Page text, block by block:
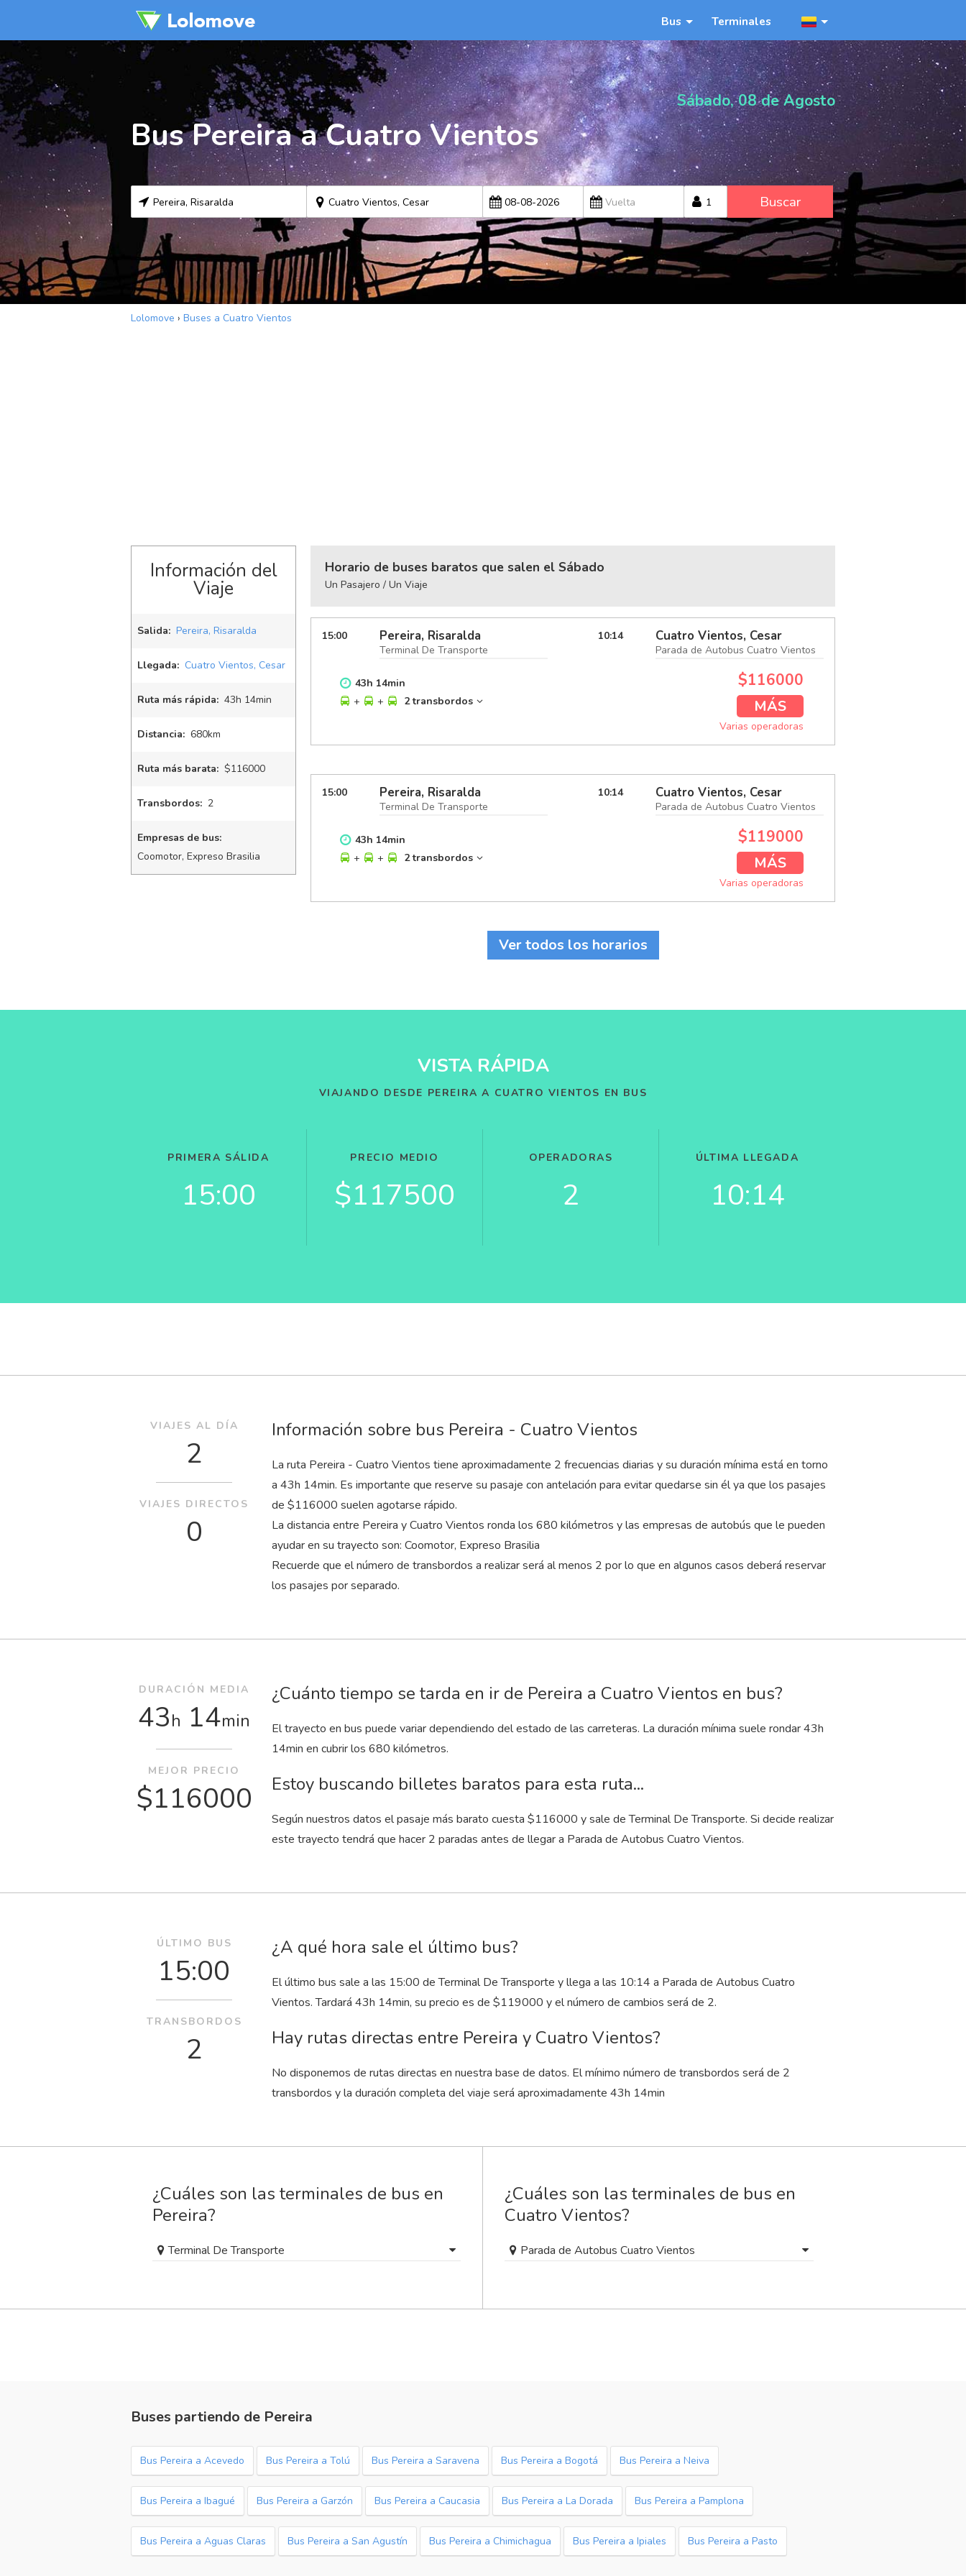
Bus Terminales
Sábado, 08 de Agosto
Bus Pereira a Cuatro Vientos
Buscar
Lolomove › Buses a Cuatro Vientos
Información del
Viaje
Salida: Pereira, Risaralda
Llegada: Cuatro Vientos, Cesar
Ruta más rápida: 43h 14min
Distancia: 680km
Ruta más barata: $116000
Transbordos: 2
Empresas de bus:
Coomotor, Expreso Brasilia
Horario de buses baratos que salen el Sábado
Un Pasajero / Un Viaje
15:00 Pereira, Risaralda
Terminal De Transporte
10:14 Cuatro Vientos, Cesar
Parada de Autobus Cuatro Vientos
43h 14min
+
+ 2 transbordos
$116000
MÁS
Varias operadoras
15:00 Pereira, Risaralda
Terminal De Transporte
10:14 Cuatro Vientos, Cesar
Parada de Autobus Cuatro Vientos
43h 14min
+
+ 2 transbordos
$119000
MÁS
Varias operadoras
Ver todos los horarios
VISTA RÁPIDA
VIAJANDO DESDE PEREIRA A CUATRO VIENTOS EN BUS
PRIMERA SÁLIDA
15:00
PRECIO MEDIO
$117500
OPERADORAS
2
ÚLTIMA LLEGADA
10:14
Información sobre bus Pereira - Cuatro Vientos
La ruta Pereira - Cuatro Vientos tiene aproximadamente 2 frecuencias diarias y su duración mínima está en torno
a 43h 14min. Es importante que reserve su pasaje con antelación para evitar quedarse sin él ya que los pasajes
de $116000 suelen agotarse rápido.
La distancia entre Pereira y Cuatro Vientos ronda los 680 kilómetros y las empresas de autobús que le pueden
ayudar en su trayecto son: Coomotor, Expreso Brasilia
Recuerde que el número de transbordos a realizar será al menos 2 por lo que en algunos casos deberá reservar
los pasajes por separado.
VIAJES AL DÍA
2
VIAJES DIRECTOS
0
¿Cuánto tiempo se tarda en ir de Pereira a Cuatro Vientos en bus?
El trayecto en bus puede variar dependiendo del estado de las carreteras. La duración mínima suele rondar 43h
14min en cubrir los 680 kilómetros.
Estoy buscando billetes baratos para esta ruta...
Según nuestros datos el pasaje más barato cuesta $116000 y sale de Terminal De Transporte. Si decide realizar
este trayecto tendrá que hacer 2 paradas antes de llegar a Parada de Autobus Cuatro Vientos.
DURACIÓN MEDIA
43h 14min
MEJOR PRECIO
$116000
¿A qué hora sale el último bus?
El último bus sale a las 15:00 de Terminal De Transporte y llega a las 10:14 a Parada de Autobus Cuatro
Vientos. Tardará 43h 14min, su precio es de $119000 y el número de cambios será de 2.
Hay rutas directas entre Pereira y Cuatro Vientos?
No disponemos de rutas directas en nuestra base de datos. El mínimo número de transbordos será de 2
transbordos y la duración completa del viaje será aproximadamente 43h 14min
ÚLTIMO BUS
15:00
TRANSBORDOS
2
¿Cuáles son las terminales de bus en
Pereira?
Terminal De Transporte
¿Cuáles son las terminales de bus en
Cuatro Vientos?
Parada de Autobus Cuatro Vientos
Buses partiendo de Pereira
Bus Pereira a Acevedo Bus Pereira a Tolú Bus Pereira a Saravena Bus Pereira a Bogotá Bus Pereira a Neiva
Bus Pereira a Ibagué Bus Pereira a Garzón Bus Pereira a Caucasia Bus Pereira a La Dorada Bus Pereira a Pamplona
Bus Pereira a Aguas Claras Bus Pereira a San Agustín Bus Pereira a Chimichagua Bus Pereira a Ipiales Bus Pereira a Pasto